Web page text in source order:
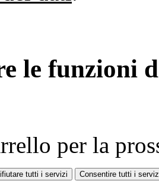
le funzioni
per la
tutti i servizi Consentire tutti i